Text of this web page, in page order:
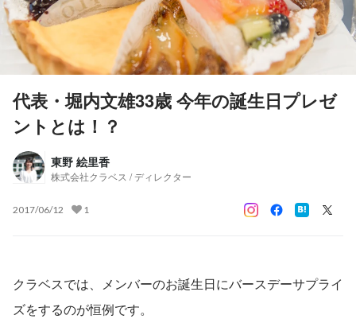
代表・堀内文雄33歳 今年の誕生日プレゼ
ントとは！？
東野 絵里香
株式会社クラベス / ディレクター
2017/06/12 1
クラベスでは、メンバーのお誕生日にバースデーサプライ
ズをするのが恒例です。